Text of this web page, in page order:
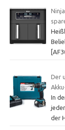
Der
In
der